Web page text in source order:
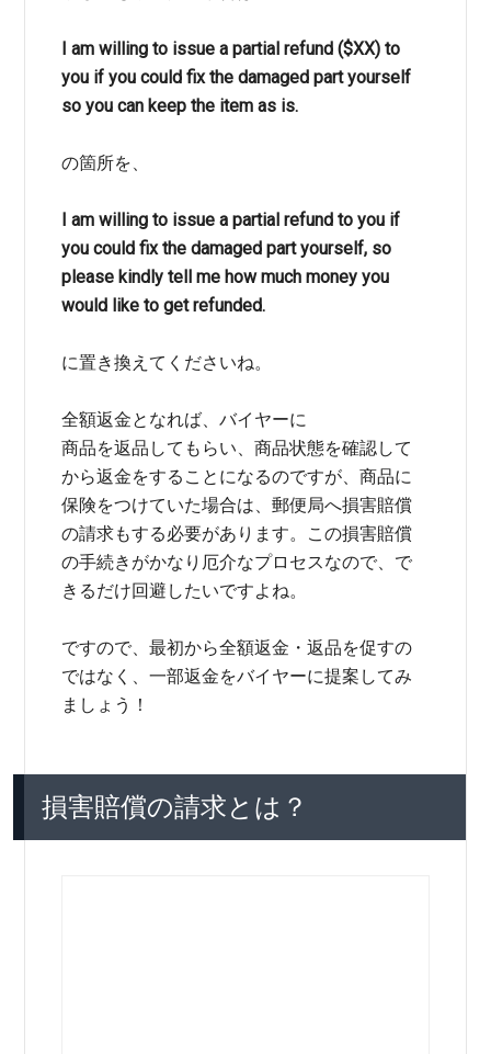
I am willing to issue a partial refund ($XX) to
you if you could fix the damaged part yourself
so you can keep the item as is.
の箇所を、
I am willing to issue a partial refund to you if
you could fix the damaged part yourself, so
please kindly tell me how much money you
would like to get refunded.
に置き換えてくださいね。
全額返金となれば、バイヤーに
商品を返品してもらい、商品状態を確認して
から返金をすることになるのですが、商品に
保険をつけていた場合は、郵便局へ損害賠償
の請求もする必要があります。この損害賠償
の手続きがかなり厄介なプロセスなので、で
きるだけ回避したいですよね。
ですので、最初から全額返金・返品を促すの
ではなく、一部返金をバイヤーに提案してみ
ましょう！
損害賠償の請求とは？